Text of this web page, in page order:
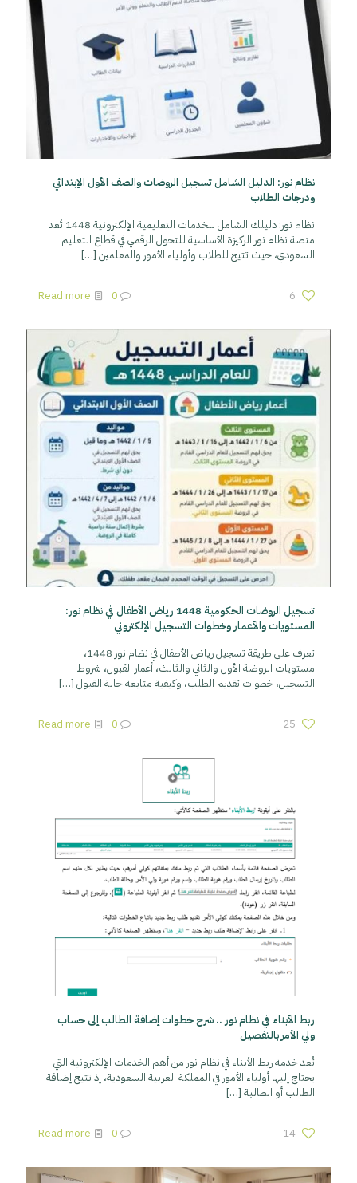
نظام نور: الدليل الشامل تسجيل الروضات والصف الأول الإبتدائي
ودرجات الطلاب
نظام نور: دليلك الشامل للخدمات التعليمية الإلكترونية 1448 تُعد
منصة نظام نور الركيزة الأساسية للتحول الرقمي في قطاع التعليم
السعودي، حيث تتيح للطلاب وأولياء الأمور والمعلمين […]
6
0
Read more
تسجيل الروضات الحكومية 1448 رياض الأطفال في نظام نور:
المستويات والأعمار وخطوات التسجيل الإلكتروني
تعرف على طريقة تسجيل رياض الأطفال في نظام نور 1448،
مستويات الروضة الأول والثاني والثالث، أعمار القبول، شروط
التسجيل، خطوات تقديم الطلب، وكيفية متابعة حالة القبول […]
25
0
Read more
ربط الأبناء في نظام نور .. شرح خطوات إضافة الطالب إلى حساب
ولي الأمر بالتفصيل
تُعد خدمة ربط الأبناء في نظام نور من أهم الخدمات الإلكترونية التي
يحتاج إليها أولياء الأمور في المملكة العربية السعودية، إذ تتيح إضافة
الطالب أو الطالبة […]
14
0
Read more